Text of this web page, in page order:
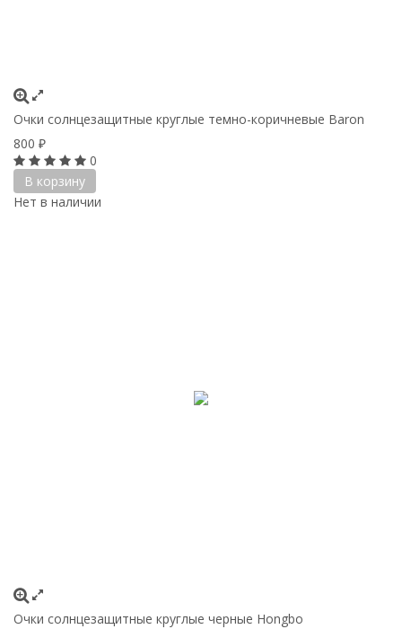
Очки солнцезащитные круглые темно-коричневые Baron
800 ₽
0
В корзину
Нет в наличии
Очки солнцезащитные круглые черные Hongbo